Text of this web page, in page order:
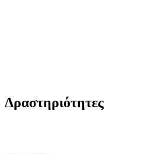
Δραστηριότητες